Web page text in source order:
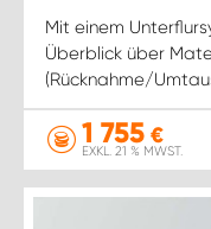
Mit einem
Überblick über
(Rücknahme/
1 755 €
EXKL. 21 % MWST.